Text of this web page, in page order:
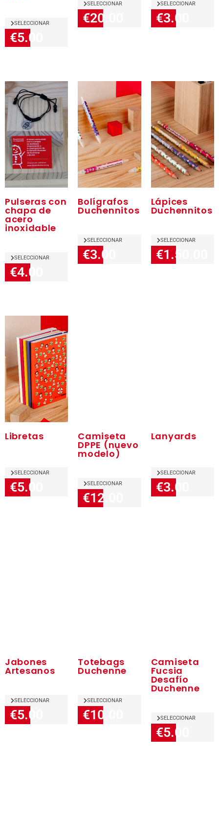
SELECCIONAR
€5.00
SELECCIONAR
€20.00
SELECCIONAR
€3.00
Pulseras con
chapa de
acero
inoxidable
SELECCIONAR
€4.00
Bolígrafos
Duchennitos
SELECCIONAR
€3.00
Lápices
Duchennitos
SELECCIONAR
€1.50.00
Libretas
SELECCIONAR
€5.00
Camiseta
DPPE (nuevo
modelo)
SELECCIONAR
€12.00
Lanyards
SELECCIONAR
€3.00
Jabones
Artesanos
SELECCIONAR
€5.00
Totebags
Duchenne
SELECCIONAR
€10.00
Camiseta
Fucsia
Desafío
Duchenne
SELECCIONAR
€5.00